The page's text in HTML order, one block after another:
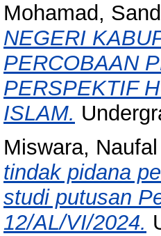
Mohamad,
NEGERI
PERCOBAAN
PERSPEKTIF
ISLAM.
Miswara,
tindak pidana
studi putusan
12/AL/VI/2024.